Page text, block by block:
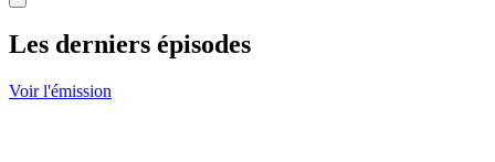
Les derniers épisodes
Voir l'émission